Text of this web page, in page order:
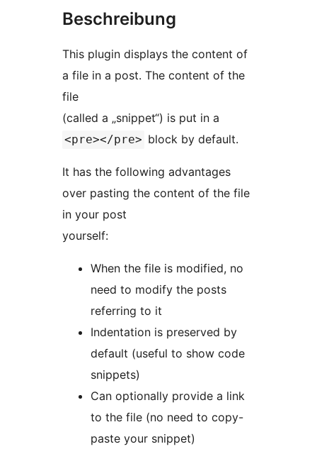
Beschreibung
This plugin displays the content of
a file in a post. The content of the
file
(called a „snippet“) is put in a
<pre></pre> block by default.
It has the following advantages
over pasting the content of the file
in your post
yourself:
When the file is modified, no
need to modify the posts
referring to it
Indentation is preserved by
default (useful to show code
snippets)
Can optionally provide a link
to the file (no need to copy-
paste your snippet)